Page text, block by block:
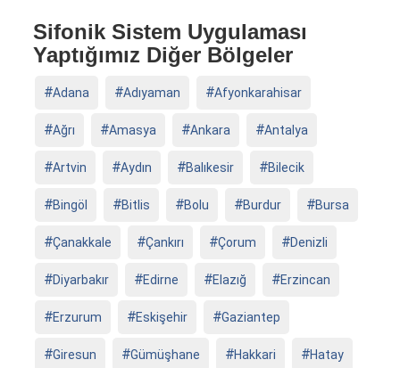
Sifonik Sistem Uygulaması
Yaptığımız Diğer Bölgeler
Adana Adıyaman Afyonkarahisar
Ağrı Amasya Ankara Antalya
Artvin Aydın Balıkesir Bilecik
Bingöl Bitlis Bolu Burdur Bursa
Çanakkale Çankırı Çorum Denizli
Diyarbakır Edirne Elazığ Erzincan
Erzurum Eskişehir Gaziantep
Giresun Gümüşhane Hakkari Hatay